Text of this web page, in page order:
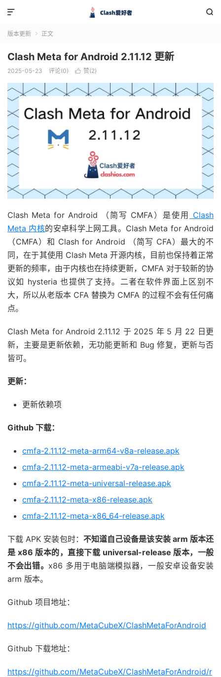


版本更新  正文
Clash Meta for Android 2.11.12 更新
2025-05-23 评论(0)  赞(2)
Clash Meta for Android （简写 CMFA）是使用
Clash
Meta 内核的安卓科学上网工具。Clash Meta for Android
（CMFA）和 Clash for Android （简写 CFA）最大的不
同，在于其使用 Clash Meta 开源内核，目前也保持着正常
更新的频率，由于内核也在持续更新，CMFA 对于较新的协
议如 hysteria 也提供了支持。二者在软件界面上区别不
大，所以从老版本 CFA 替换为 CMFA 的过程不会有任何痛
点。
Clash Meta for Android 2.11.12 于 2025 年 5 月 22 日更
新，主要是更新依赖，无功能更新和 Bug 修复，更新与否
皆可。
更新：
更新依赖项
Github 下载：
cmfa-2.11.12-meta-arm64-v8a-release.apk
cmfa-2.11.12-meta-armeabi-v7a-release.apk
cmfa-2.11.12-meta-universal-release.apk
cmfa-2.11.12-meta-x86-release.apk
cmfa-2.11.12-meta-x86_64-release.apk
下载 APK 安装包时： 不知道自己设备是该安装 arm 版本还
是 x86 版本的，直接下载 universal-release 版本，一般
不会出错。 x86 多用于电脑端模拟器，一般安卓设备安装
arm 版本。
Github 项目地址：
https://github.com/MetaCubeX/ClashMetaForAndroid
Github 下载地址：
https://github.com/MetaCubeX/ClashMetaForAndroid/r